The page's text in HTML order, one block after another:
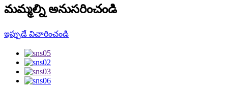
మమ్మల్ని అనుసరించండి
ఇప్పుడే విచారించండి